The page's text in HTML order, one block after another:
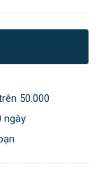
50.000
ngày